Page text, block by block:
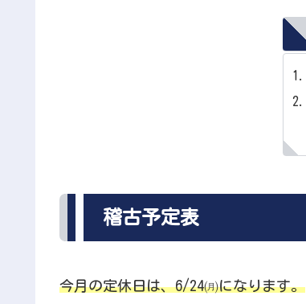
稽古予定表
今月の定休日は、6/24㈪になります。